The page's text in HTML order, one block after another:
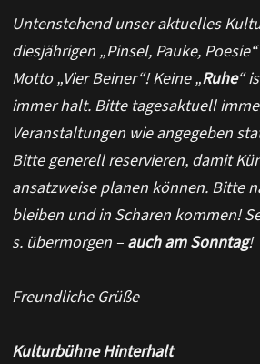
Untenstehend unser aktuelles
diesjährigen „Pinsel, Pauke,
Motto „Vier Beiner“! Keine „Ruhe“
immer halt. Bitte tagesaktuell
Veranstaltungen wie angegeben
Bitte generell reservieren, damit
ansatzweise planen können. Bitte
bleiben und in Scharen kommen!
s. übermorgen – auch am Sonntag!
Freundliche Grüße
Kulturbühne Hinterhalt